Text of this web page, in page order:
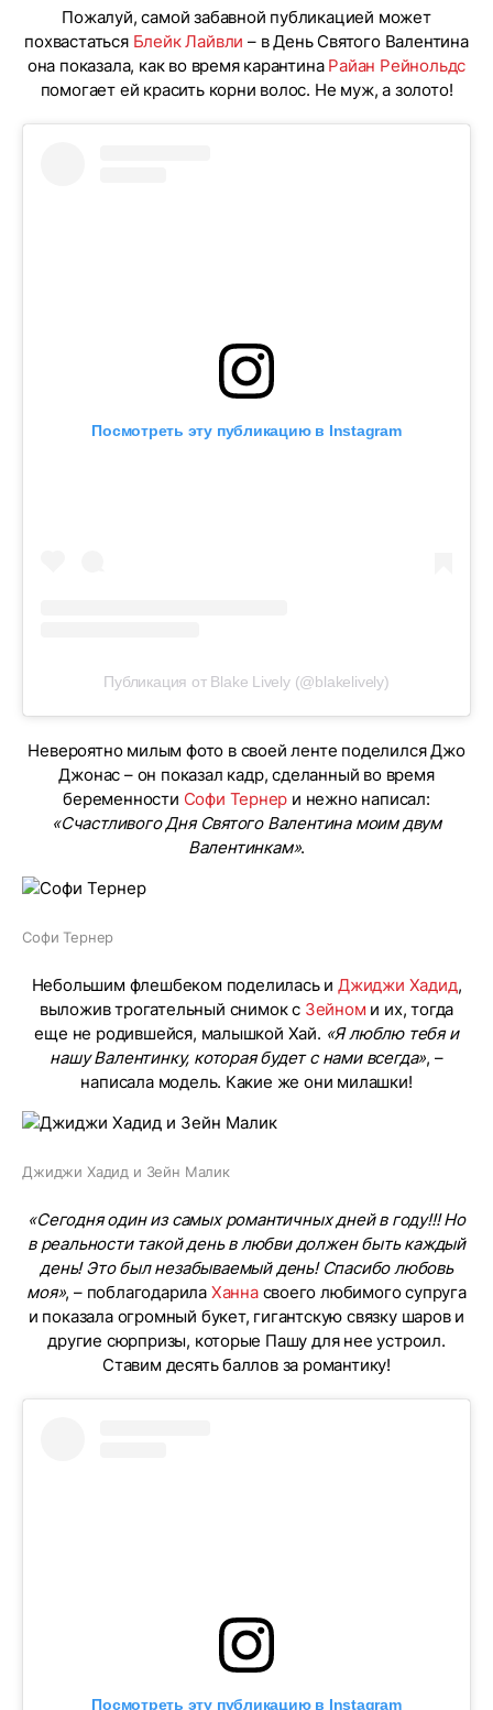
Пожалуй, самой забавной публикацией может
похвастаться Блейк Лайвли – в День Святого Валентина
она показала, как во время карантина Райан Рейнольдс
помогает ей красить корни волос. Не муж, а золото!
Посмотреть эту публикацию в Instagram
Публикация от Blake Lively (@blakelively)
Невероятно милым фото в своей ленте поделился Джо
Джонас – он показал кадр, сделанный во время
беременности Софи Тернер и нежно написал:
«Счастливого Дня Святого Валентина моим двум
Валентинкам».
Софи Тернер
Небольшим флешбеком поделилась и Джиджи Хадид,
выложив трогательный снимок с Зейном и их, тогда
еще не родившейся, малышкой Хай. «Я люблю тебя и
нашу Валентинку, которая будет с нами всегда», –
написала модель. Какие же они милашки!
Джиджи Хадид и Зейн Малик
«Сегодня один из самых романтичных дней в году!!! Но
в реальности такой день в любви должен быть каждый
день! Это был незабываемый день! Спасибо любовь
моя», – поблагодарила Ханнасвоего любимого супруга
и показала огромный букет, гигантскую связку шаров и
другие сюрпризы, которые Пашу для нее устроил.
Ставим десять баллов за романтику!
Посмотреть эту публикацию в Instagram